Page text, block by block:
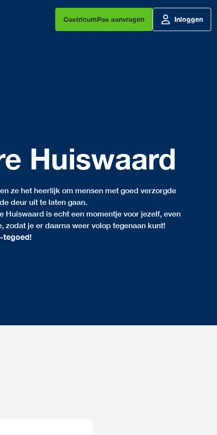
CastricumPas aanvragen Inloggen
Huiswaard
ze het heerlijk om mensen met goed verzorgde
deur uit te laten gaan.
Huiswaard is echt een momentje voor jezelf, even
zodat je er daarna weer volop tegenaan kunt!
tegoed!